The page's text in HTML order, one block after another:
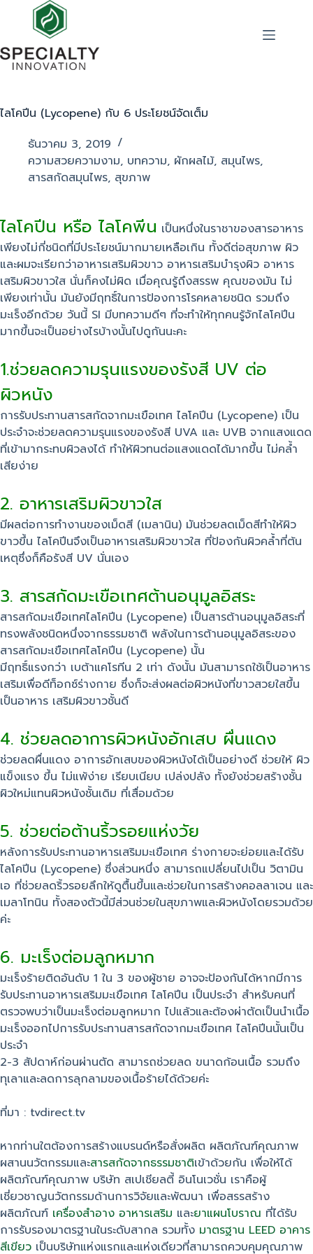
ไลโคปีน (Lycopene) กับ 6 ประโยชน์จัดเต็ม
ธันวาคม 3, 2019
ความสวยความงาม, บทความ, ผักผลไม้, สมุนไพร,
สารสกัดสมุนไพร, สุขภาพ
ไลโคปีน หรือ ไลโคพีน เป็นหนึ่งในราชาของสารอาหาร
เพียงไม่กี่ชนิดที่มีประโยชน์มากมายเหลือเกิน ทั้งดีต่อสุขภาพ ผิว
และผมจะเรียกว่าอาหารเสริมผิวขาว อาหารเสริมบำรุงผิว อาหาร
เสริมผิวขาวใส นั่นก็คงไม่ผิด เมื่อคุณรู้ถึงสรรพ คุณของมัน ไม่
เพียงเท่านั้น มันยังมีฤทธิ์ในการป้องการโรคหลายชนิด รวมถึง
มะเร็งอีกด้วย วันนี้ SI มีบทความดีๆ ที่จะทำให้ทุกคนรู้จักไลโคปีน
มากขึ้นจะเป็นอย่างไรบ้างนั้นไปดูกันนะคะ
1.ช่วยลดความรุนแรงของรังสี UV ต่อ
ผิวหนัง
การรับประทานสารสกัดจากมะเขือเทศ ไลโคปีน (Lycopene) เป็น
ประจำจะช่วยลดความรุนแรงของรังสี UVA และ UVB จากแสงแดด
ที่เข้ามากระทบผิวลงได้ ทำให้ผิวทนต่อแสงแดดได้มากขึ้น ไม่คล้ำ
เสียง่าย
2. อาหารเสริมผิวขาวใส
มีผลต่อการทำงานของเม็ดสี (เมลานิน) มันช่วยลดเม็ดสีทำให้ผิว
ขาวขึ้น ไลโคปีนจึงเป็นอาหารเสริมผิวขาวใส ที่ป้องกันผิวคล้ำที่ต้น
เหตุซึ่งก็คือรังสี UV นั่นเอง
3. สารสกัดมะเขือเทศต้านอนุมูลอิสระ
สารสกัดมะเขือเทศไลโคปีน (Lycopene) เป็นสารต้านอนุมูลอิสระที่
ทรงพลังชนิดหนึ่งจากธรรมชาติ พลังในการต้านอนุมูลอิสระของ
สารสกัดมะเขือเทศไลโคปีน (Lycopene) นั้น
มีฤทธิ์แรงกว่า เบต้าแคโรทีน 2 เท่า ดังนั้น มันสามารถใช้เป็นอาหาร
เสริมเพื่อดีท็อกซ์ร่างกาย ซึ่งก็จะส่งผลต่อผิวหนังที่ขาวสวยใสขึ้น
เป็นอาหาร เสริมผิวขาวชั้นดี
4. ช่วยลดอาการผิวหนังอักเสบ ผื่นแดง
ช่วยลดผื่นแดง อาการอักเสบของผิวหนังได้เป็นอย่างดี ช่วยให้ ผิว
แข็งแรง ขึ้น ไม่แพ้ง่าย เรียบเนียบ เปล่งปลัง ทั้งยังช่วยสร้างชั้น
ผิวใหม่แทนผิวหนังชั้นเดิม ที่เสื่อมด้วย
5. ช่วยต่อต้านริ้วรอยแห่งวัย
หลังการรับประทานอาหารเสริมมะเขือเทศ ร่างกายจะย่อยและได้รับ
ไลโคปีน (Lycopene) ซึ่งส่วนหนึ่ง สามารถแปลี่ยนไปเป็น วิตามิน
เอ ที่ช่วยลดริ้วรอยลึกให้ดูตื้นขึ้นและช่วยในการสร้างคอลลาเจน และ
เมลาโทนิน ทั้งสองตัวนี้มีส่วนช่วยในสุขภาพและผิวหนังโดยรวมด้วย
ค่ะ
6. มะเร็งต่อมลูกหมาก
มะเร็งร้ายติดอันดับ 1 ใน 3 ของผู้ชาย อาจจะป้องกันได้หากมีการ
รับประทานอาหารเสริมมะเขือเทศ ไลโคปีน เป็นประจำ สำหรับคนที่
ตรวจพบว่าเป็นมะเร็งต่อมลูกหมาก ไปแล้วและต้องผ่าตัดเป็นนำเนื้อ
มะเร็งออกไปการรับประทานสารสกัดจากมะเขือเทศ ไลโคปีนนั้นเป็น
ประจำ
2-3 สัปดาห์ก่อนผ่านตัด สามารถช่วยลด ขนาดก้อนเนื้อ รวมถึง
ทุเลาและลดการลุกลามของเนื้อร้ายได้ด้วยค่ะ
ที่มา : tvdirect.tv
หากท่านใตต้องการสร้างแบรนด์หรือสั่งผลิต ผลิตภัณฑ์คุณภาพ
ผสานนวัตกรรมและสารสกัดจากธรรมชาติเข้าด้วยกัน เพื่อให้ได้
ผลิตภัณฑ์คุณภาพ บริษัท สเปเชียลตี้ อินโนเวชั่น เราคือผู้
เชี่ยวชาญนวัตกรรมด้านการวิจัยและพัฒนา เพื่อสรรสร้าง
ผลิตภัณฑ์ เครื่องสำอาง อาหารเสริม และยาแผนโบราณ ที่ได้รับ
การรับรองมาตรฐานในระดับสากล รวมทั้ง มาตรฐาน LEED อาคาร
สีเขียว เป็นบริษัทแห่งแรกและแห่งเดียวที่สามารถควบคุมคุณภาพ